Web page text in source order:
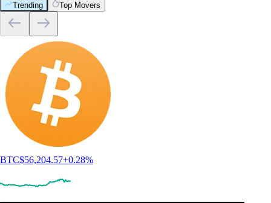
Trending Top Movers
BTC$56,204.57+0.28%